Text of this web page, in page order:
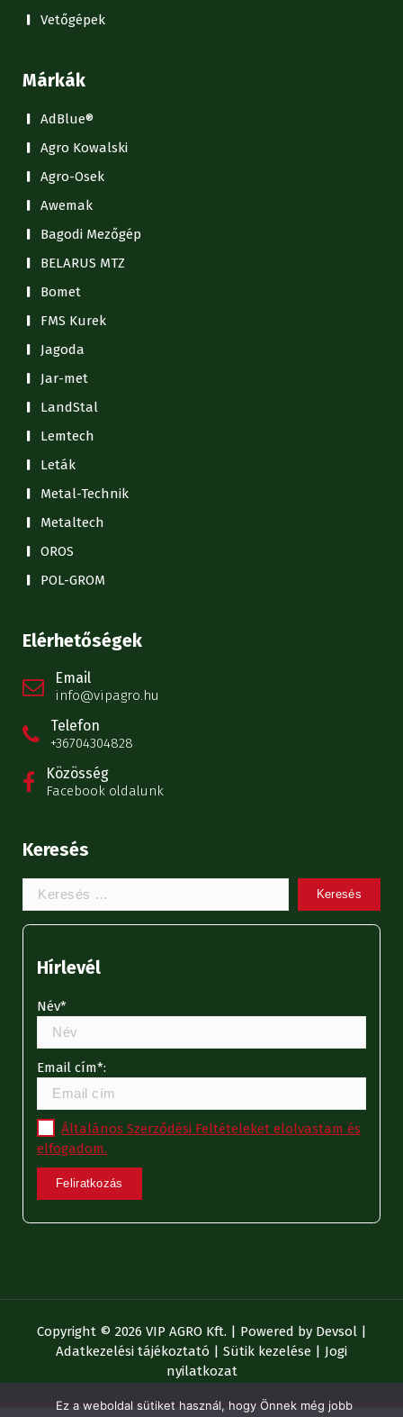
Vetőgépek
Márkák
AdBlue®
Agro Kowalski
Agro-Osek
Awemak
Bagodi Mezőgép
BELARUS MTZ
Bomet
FMS Kurek
Jagoda
Jar-met
LandStal
Lemtech
Leták
Metal-Technik
Metaltech
OROS
POL-GROM
Elérhetőségek
Email
info@vipagro.hu
Telefon
+36704304828
Közösség
Facebook oldalunk
Keresés
Keresem:
Hírlevél
Név*
Email cím*:
Általános Szerződési Feltételeket elolvastam és
elfogadom.
Copyright © 2026 VIP AGRO Kft. | Powered by Devsol |
Adatkezelési tájékoztató | Sütik kezelése | Jogi
nyilatkozat
Ez a weboldal sütiket használ, hogy Önnek még jobb